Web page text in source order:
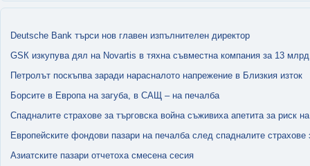
Deutsche Bank търси нов главен изпълнителен директор
GЅК изкyпува дял нa Nоvаrtіѕ в тяxнa cъвмecтнa кoмпaния зa 13
Петролът поскъпва заради нарасналото напрежение в Близкия изток
Борсите в Европа на загуба, в САЩ – на печалба
Спадналите страхове за търговска война съживиха апетита за риск
Европейските фондови пазари на печалба след спадналите страхове
Азиатските пазари отчетоха смесена сесия